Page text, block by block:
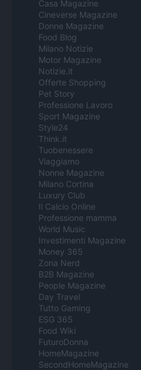
Casa Magazine
Cineverse Magazine
Donne Magazine
Food Blog
Milano Notizie
Motor Magazine
Notizie.it
Offerte Shopping
Pet Story
Professione Lavoro
Sport Magazine
Style24
Think.it
Tuobenessere
Viaggiamo
Nonne Magazine
Milano Cortina
Luxury Club
Il Calcio Online
Professione mamma
World Music
Investimenti Magazine
Money 365
Zona Nerd
B2B Magazine
People Magazine
Day Travel
Tutto Gaming
ESG 365
Food Wiki
FuturoDonna
HomeMagazine
SecondHomeMagazine